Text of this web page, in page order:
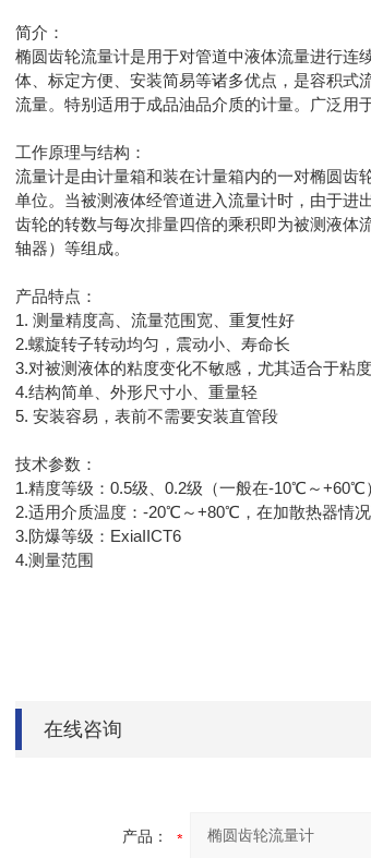
简介：
椭圆齿轮流量计是用于对管道中液体流量进行连
体、标定方便、安装简易等诸多优点，是容积式
流量。特别适用于成品油品介质的计量。广泛用
工作原理与结构：
流量计是由计量箱和装在计量箱内的一对椭圆齿
单位。当被测液体经管道进入流量计时，由于进
齿轮的转数与每次排量四倍的乘积即为被测液体
轴器）等组成。
产品特点：
1. 测量精度高、流量范围宽、重复性好
2.螺旋转子转动均匀，震动小、寿命长
3.对被测液体的粘度变化不敏感，尤其适合于粘
4.结构简单、外形尺寸小、重量轻
5. 安装容易，表前不需要安装直管段
技术参数：
1.精度等级：0.5级、0.2级（一般在-10℃～+60℃
2.适用介质温度：-20℃～+80℃，在加散热器情
3.防爆等级：ExiaIICT6
4.测量范围
在线咨询
产品：